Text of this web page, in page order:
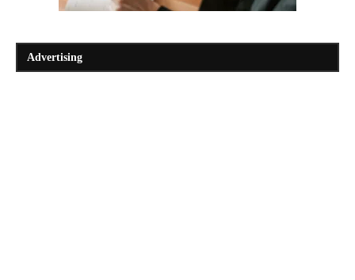
Advertising